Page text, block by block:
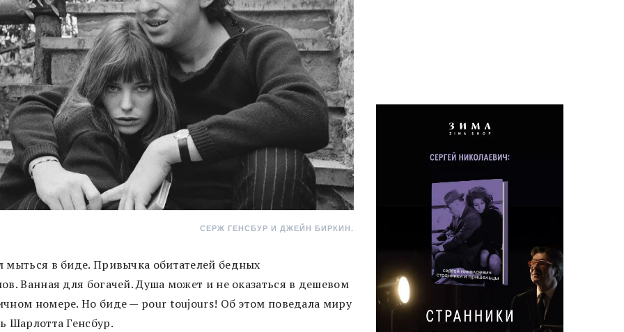
СЕРЖ ГЕНСБУР И ДЖЕЙН БИРКИН.
мыться в биде. Привычка обитателей бедных
Ванная для богачей. Душа может и не оказаться в дешевом
номере. Но биде — pour toujours! Об этом поведала миру
Шарлотта Генсбур.